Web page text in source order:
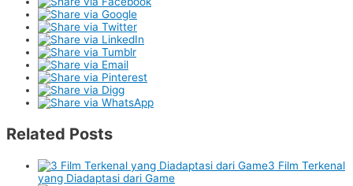
Related Posts
3 Film Terkenal
yang Diadaptasi dari Game